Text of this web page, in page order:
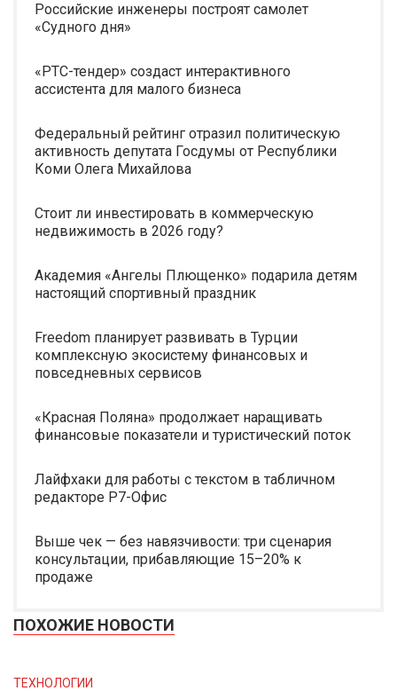
Российские инженеры построят самолет
«Судного дня»
«РТС-тендер» создаст интерактивного
ассистента для малого бизнеса
Федеральный рейтинг отразил политическую
активность депутата Госдумы от Республики
Коми Олега Михайлова
Стоит ли инвестировать в коммерческую
недвижимость в 2026 году?
Академия «Ангелы Плющенко» подарила детям
настоящий спортивный праздник
Freedom планирует развивать в Турции
комплексную экосистему финансовых и
повседневных сервисов
«Красная Поляна» продолжает наращивать
финансовые показатели и туристический поток
Лайфхаки для работы с текстом в табличном
редакторе Р7-Офис
Выше чек — без навязчивости: три сценария
консультации, прибавляющие 15–20% к
продаже
ПОХОЖИЕ НОВОСТИ
ТЕХНОЛОГИИ